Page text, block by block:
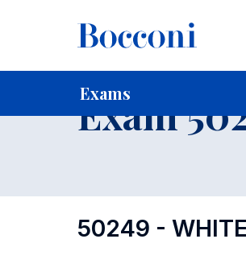
Exams
Home For current Students
Exam
50249 -